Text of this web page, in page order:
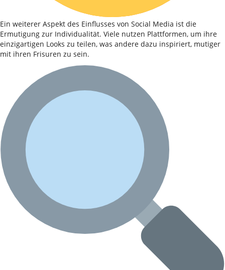
Ein weiterer Aspekt des Einflusses von Social Media ist die
Ermutigung zur Individualität. Viele nutzen Plattformen, um ihre
einzigartigen Looks zu teilen, was andere dazu inspiriert, mutiger
mit ihren Frisuren zu sein.